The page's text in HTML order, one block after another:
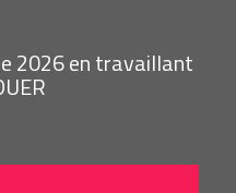
2026 en travaillant